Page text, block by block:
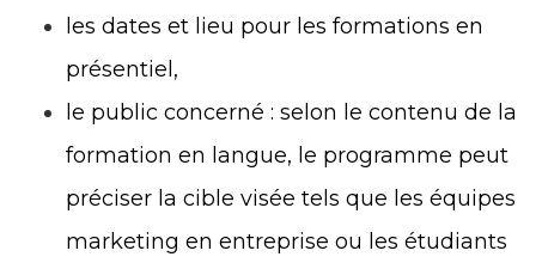
les dates et lieu pour les formations en
présentiel,
le public concerné : selon le contenu de la
formation en langue, le programme peut
préciser la cible visée tels que les équipes
marketing en entreprise ou les étudiants